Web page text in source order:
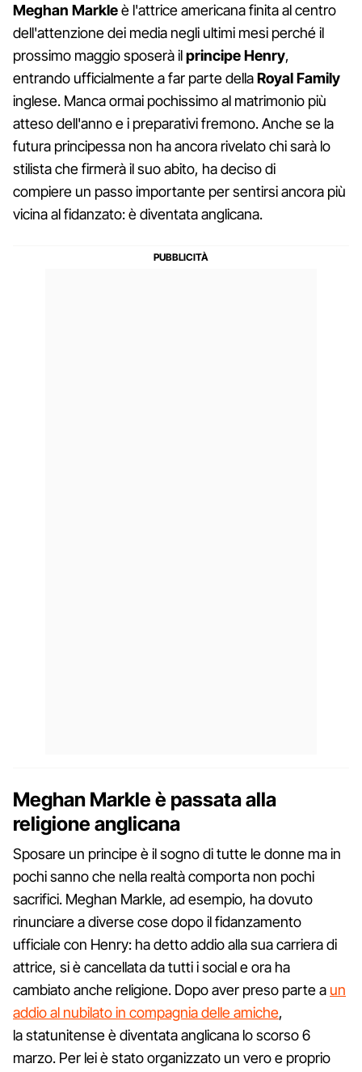
Meghan Markleè l'attrice americana finita al centro
dell'attenzione dei media negli ultimi mesi perché il
prossimo maggio sposerà ilprincipe Henry,
entrando ufficialmente a far parte dellaRoyal Family
inglese. Manca ormai pochissimo al matrimonio più
atteso dell'anno e i preparativi fremono. Anche se la
futura principessa non ha ancora rivelato chi sarà lo
stilista che firmerà il suo abito, ha deciso di
compiere un passo importante per sentirsi ancora più
vicina al fidanzato: è diventata anglicana.
Meghan Markle è passata alla
religione anglicana
Sposare un principe è il sogno di tutte le donne ma in
pochi sanno che nella realtà comporta non pochi
sacrifici. Meghan Markle, ad esempio, ha dovuto
rinunciare a diverse cose dopo il fidanzamento
ufficiale con Henry: ha detto addio alla sua carriera di
attrice, si è cancellata da tutti i social e ora ha
cambiato anche religione. Dopo aver preso parte a un
addio al nubilato in compagnia delle amiche,
la statunitense è diventata anglicana lo scorso 6
marzo. Per lei è stato organizzato un vero e proprio